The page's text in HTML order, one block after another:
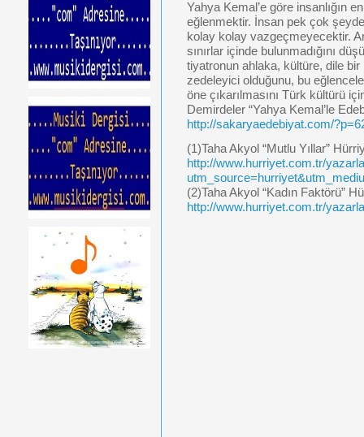
Yahya Kemal’e göre insanlığın
eğlenmektir. İnsan pek çok
kolay kolay vazgeçmeyecektir.
sınırlar içinde bulunmadığını
tiyatronun ahlaka, kültüre, dile bir
zedeleyici olduğunu, bu
öne çıkarılmasını Türk kültürü
Demirdeler “Yahya Kemal’le
http://sakaryaedebiyat.com/
(1)Taha Akyol “Mutlu Yıllar”
http://www.hurriyet.com.tr/
(2)Taha Akyol “Kadın Faktörü”
http://www.hurriyet.com.tr/